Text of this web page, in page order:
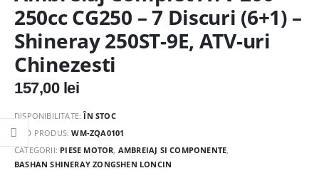
250cc CG250 – 7 Discuri (6+1) –
Shineray 250ST-9E, ATV-uri
Chinezesti
157,00 lei
DISPONIBILITATE:ÎN STOC
COD PRODUS:WM-ZQA0101
CATEGORII: PIESE MOTOR AMBREIAJ SI COMPONENTE
BASHAN SHINERAY ZONGSHEN LONCIN